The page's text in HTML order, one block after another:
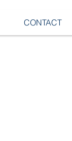
CONTACT